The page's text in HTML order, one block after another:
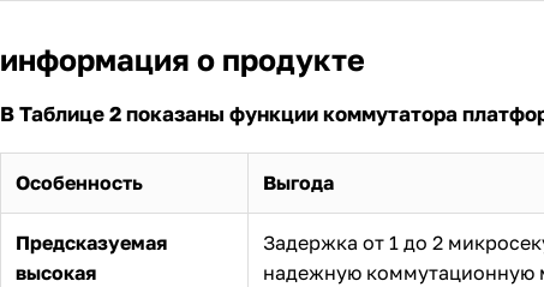
информация о продукте
В Таблице 2 показаны функции коммутатора
Особенность Выгода
Предсказуемая
высокая
Задержка от 1 до 2
надежную коммутационную